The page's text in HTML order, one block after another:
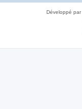
Développé par